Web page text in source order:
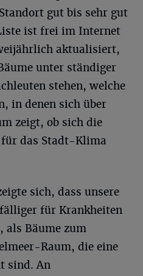
gut bis sehr gut
ist frei im Internet
aktualisiert,
unter ständiger
stehen, welche
in denen sich über
zeigt, ob sich die
für das Stadt-Klima
sich, dass unsere
für Krankheiten
als Bäume zum
Raum, die eine
sind. An